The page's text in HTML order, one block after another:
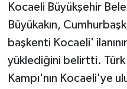
Kocaeli Büyükşehir
Büyükakın,
başkenti Kocaeli'
yüklediğini belirtti. Türk
Kampı'nın Kocaeli'ye